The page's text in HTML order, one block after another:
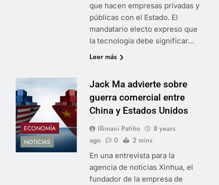
que hacen empresas privadas y
públicas con el Estado. El
mandatario electo expreso que
la tecnología debe significar…
Leer más
ECONOMÍA
NOTICIAS
Jack Ma advierte sobre
guerra comercial entre
China y Estados Unidos
Illimani Patiño
8 years
ago
0 2 mins
En una entrevista para la
agencia de noticias Xinhua, el
fundador de la empresa de